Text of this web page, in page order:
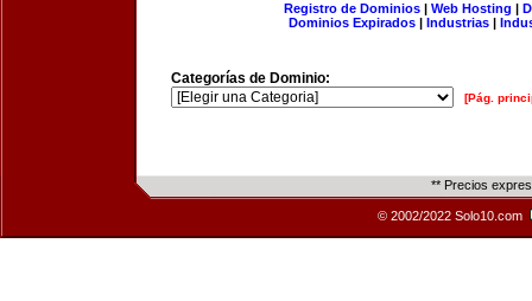
Registro de Dominios| Web Hosting |
Dominios Expirados | Industrias |
Categorías de Dominio:
[Pág.
** Precios
© 2002/2022 Solo10.com